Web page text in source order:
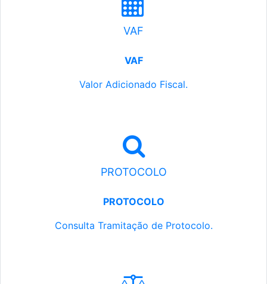
VAF
VAF
Valor Adicionado Fiscal.
PROTOCOLO
PROTOCOLO
Consulta Tramitação de Protocolo.